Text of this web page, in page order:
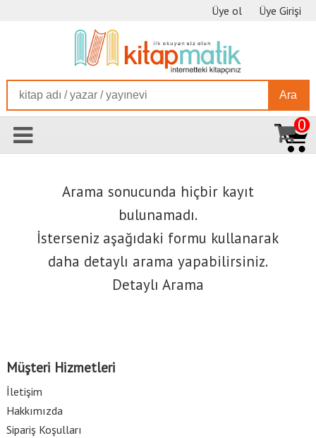
Üye ol Üye Girişi
Ara
0
Arama sonucunda hiçbir kayıt
bulunamadı.
İsterseniz aşağıdaki formu kullanarak
daha detaylı arama yapabilirsiniz.
Detaylı Arama
Müşteri Hizmetleri
İletişim
Hakkımızda
Sipariş Koşulları